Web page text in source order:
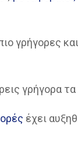
γρήγορες
γρήγορα
έχει